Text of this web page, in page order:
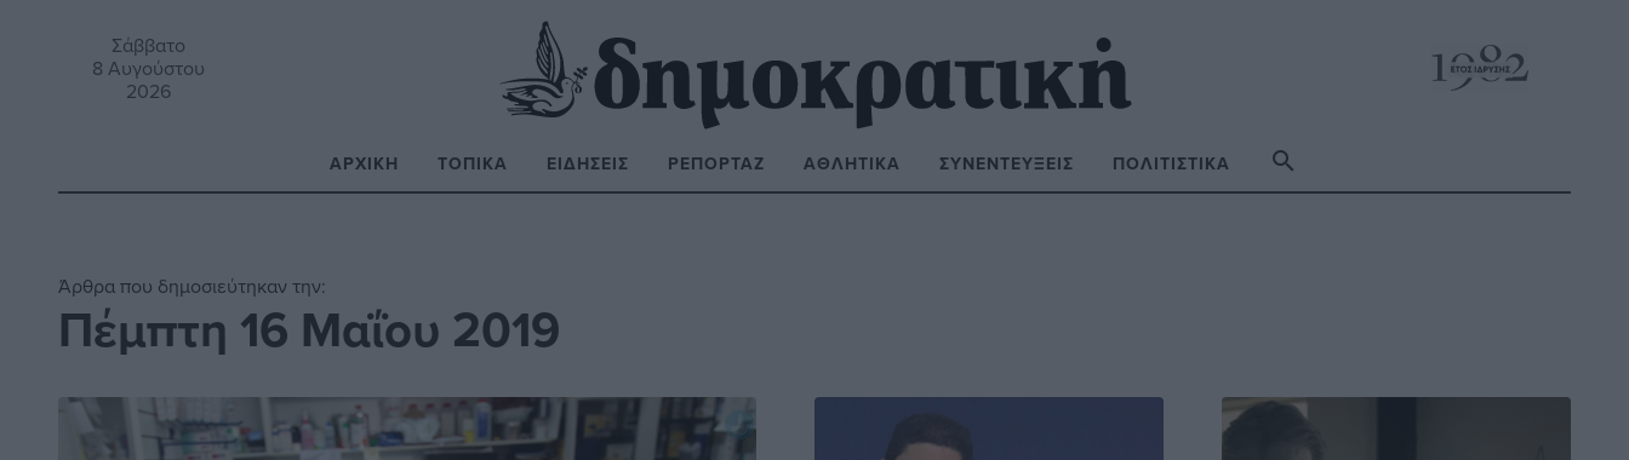
Σάββατο
8 Αυγούστου
2026
ΑΡΧΙΚΉ ΤΟΠΙΚΆ ΕΙΔΉΣΕΙΣ ΡΕΠΟΡΤΆΖ ΑΘΛΗΤΙΚΆ ΣΥΝΕΝΤΕΎΞΕΙΣ ΠΟΛΙΤΙΣΤΙΚΆ
Άρθρα που δημοσιεύτηκαν την:
Πέμπτη 16 Μαΐου 2019